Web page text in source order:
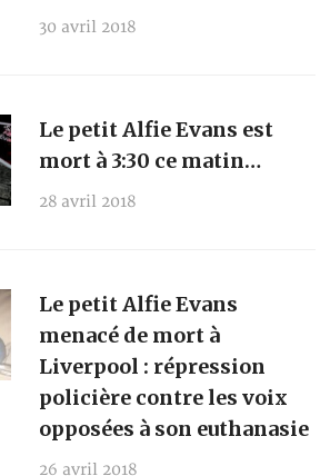
30 avril 2018
Le petit Alfie Evans est
mort à 3:30 ce matin…
28 avril 2018
Le petit Alfie Evans
menacé de mort à
Liverpool : répression
policière contre les voix
opposées à son euthanasie
26 avril 2018